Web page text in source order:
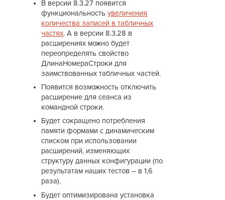
В версии 8.3.27 появится
функциональностьувеличения
количества записей в табличных
частях. А в версии 8.3.28 в
расширениях можно будет
переопределять свойство
ДлинаНомераСтроки для
заимствованных табличных частей.
Появится возможность отключить
расширение для сеанса из
командной строки.
Будет сокращено потребления
памяти формами с динамическим
списком при использовании
расширений, изменяющих
структуру данных конфигурации (по
результатам наших тестов – в 1,6
раза).
Будет оптимизирована установка